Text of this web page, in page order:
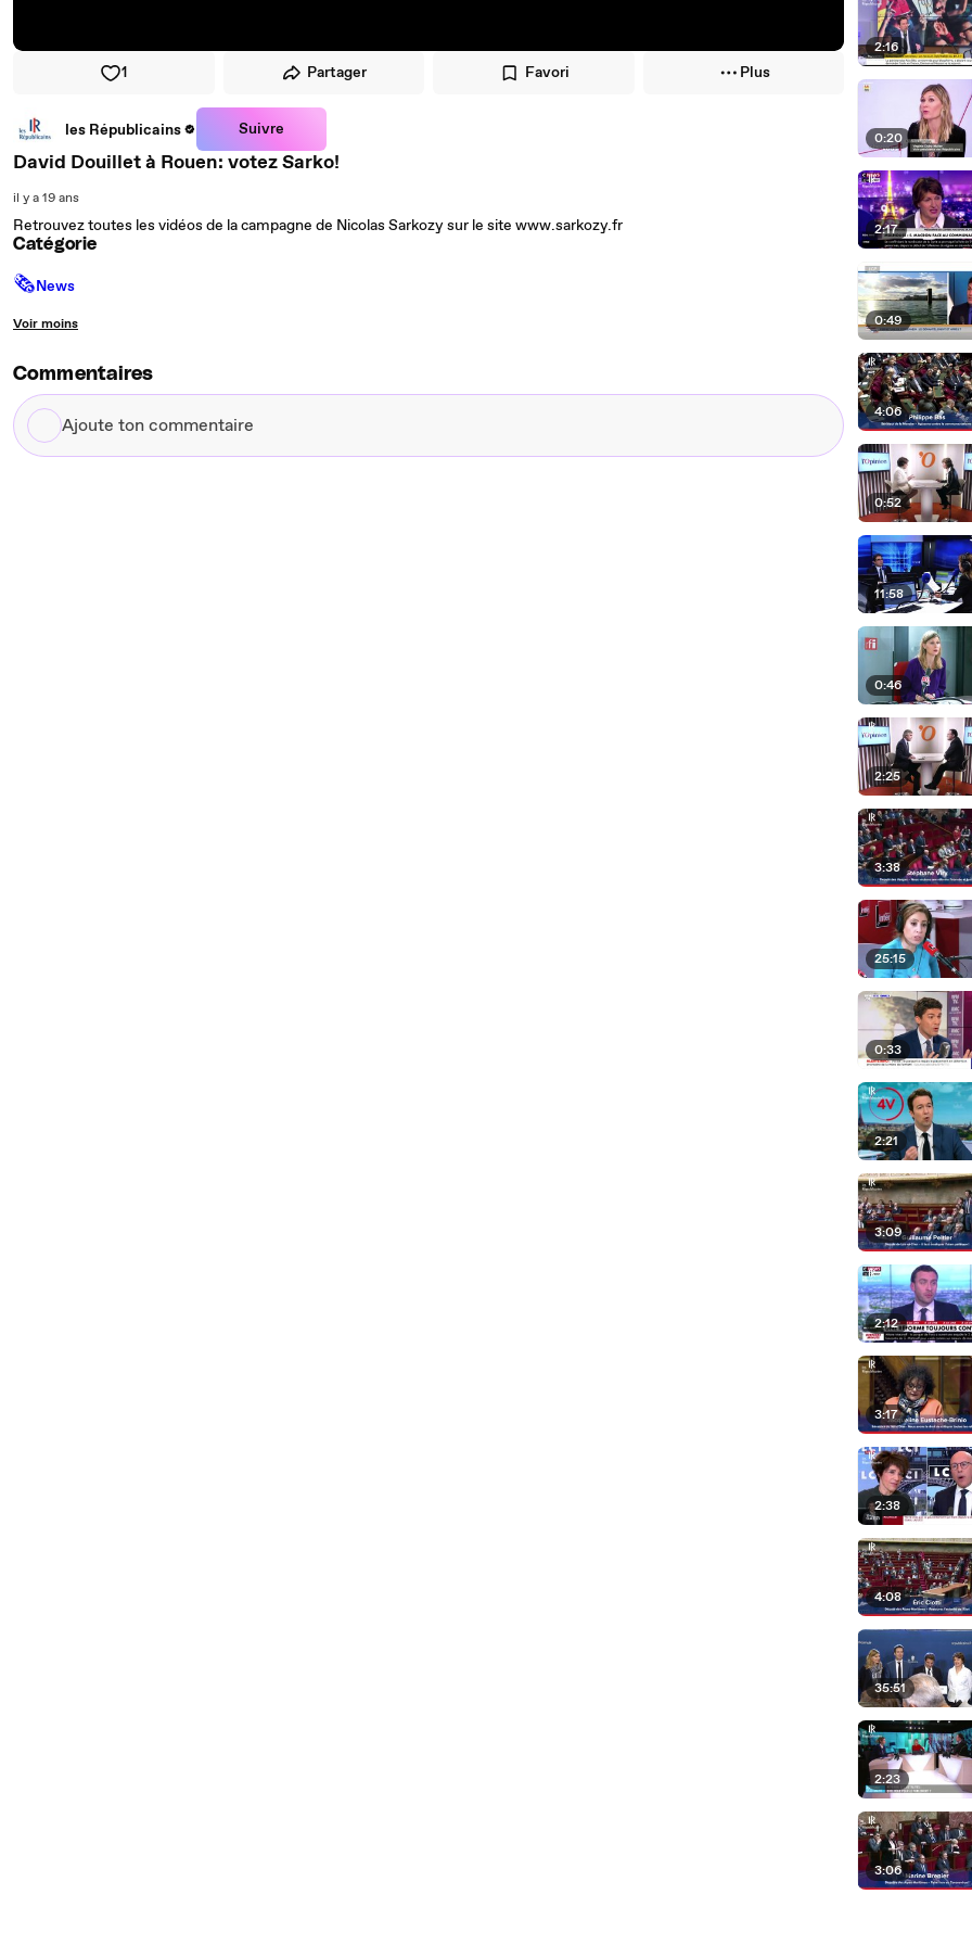
1 Partager Favori Plus
les Républicains Suivre
David Douillet à Rouen: votez Sarko!
il y a 19 ans
Retrouvez toutes les vidéos de la campagne de Nicolas Sarkozy sur le site www.sarkozy.fr
Catégorie
🗞News
Voir moins
Commentaires
Ajoute
ton
2:16
0:20
2:17
0:49
4:06
0:52
11:58
0:46
2:25
3:38
25:15
0:33
2:21
3:09
2:12
3:17
2:38
4:08
35:51
2:23
3:06